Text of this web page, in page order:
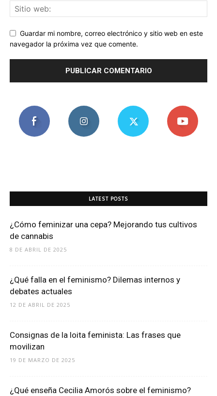
Guardar mi nombre, correo electrónico y sitio web en este
navegador la próxima vez que comente.
LATEST POSTS
¿Cómo feminizar una cepa? Mejorando tus cultivos
de cannabis
8 DE ABRIL DE 2025
¿Qué falla en el feminismo? Dilemas internos y
debates actuales
12 DE ABRIL DE 2025
Consignas de la loita feminista: Las frases que
movilizan
19 DE MARZO DE 2025
¿Qué enseña Cecilia Amorós sobre el feminismo?